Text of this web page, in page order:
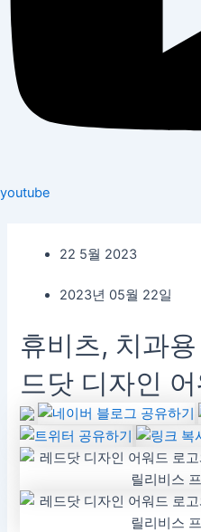
youtube
22 5월 2023
2023년 05월 22일
휴비츠, 치과
드닷 디자인